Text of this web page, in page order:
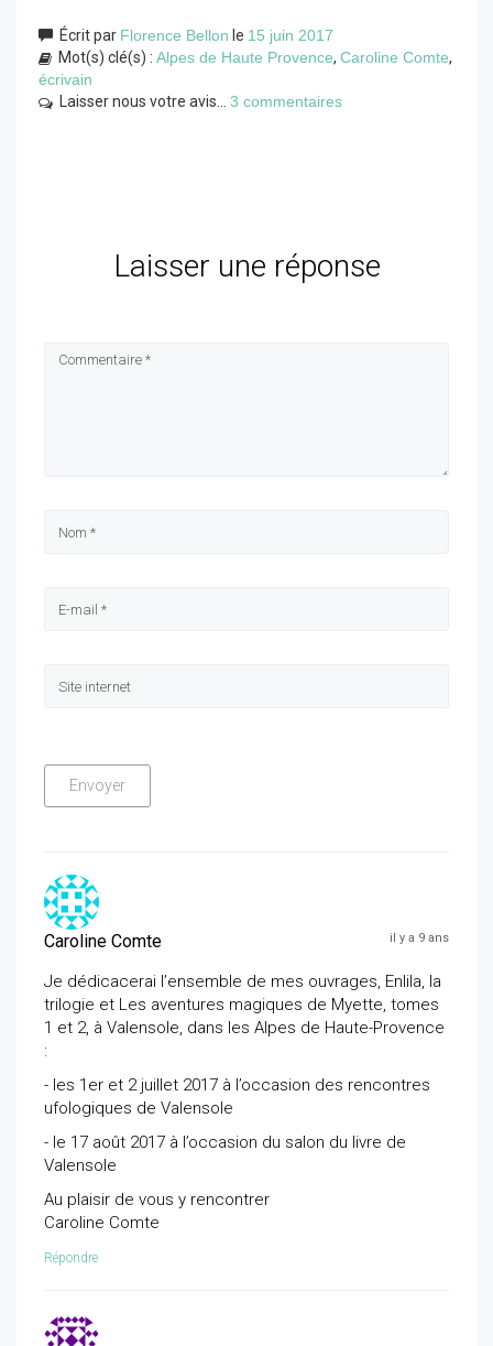
Écrit par Florence Bellon le 15 juin 2017
Mot(s) clé(s) : Alpes de Haute Provence, Caroline Comte,
écrivain
Laisser nous votre avis... 3 commentaires
Laisser une réponse
Caroline Comte il y a 9 ans
Je dédicacerai l’ensemble de mes ouvrages, Enlila, la
trilogie et Les aventures magiques de Myette, tomes
1 et 2, à Valensole, dans les Alpes de Haute-Provence
:
​- les 1er et 2 juillet 2017 à l’occasion des rencontres
ufologiques de Valensole
​- le 17 août 2017 à l’occasion du salon du livre de
Valensole
Au plaisir de vous y rencontrer
Caroline Comte
Répondre